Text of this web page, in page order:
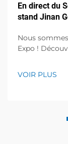
En direct du
stand Jinan
Nous
Expo !
VOIR PLUS